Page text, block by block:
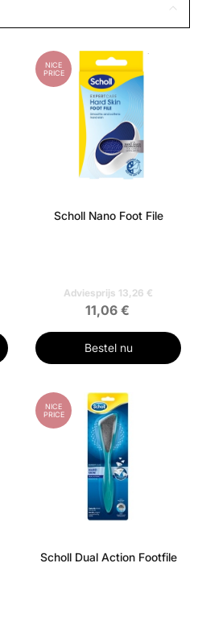
NICE
PRICE
Scholl Nano Foot File
Adviesprijs 13,26 €
11,06 €
Bestel nu
NICE
PRICE
Scholl Dual Action Footfile